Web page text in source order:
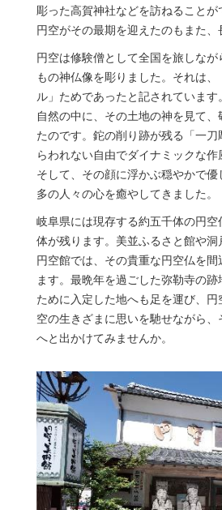
彫った高賀神社などを訪ねることが
円空がその最期を迎えたのもまた、
円空は修験僧として全国を旅しな
もの神仏像を彫りました。それは
ル」ためであったと記されています
自然の中に、その土地の神を見て
たのです。鉈の削り跡が残る「一刀
らわれない自由でダイナミックな作
そして、その顔に浮かぶ穏やかで
多の人々の心を癒やしてきました。
岐阜県には現存する約五千体の円
体が残ります。美並ふるさと館や
円空館では、その貴重な円空仏を間
ます。最晩年を過ごした弥勒寺の
ために入定した地へも足を運び、
空の生きざまに思いを馳せながら
へと出かけてみませんか。